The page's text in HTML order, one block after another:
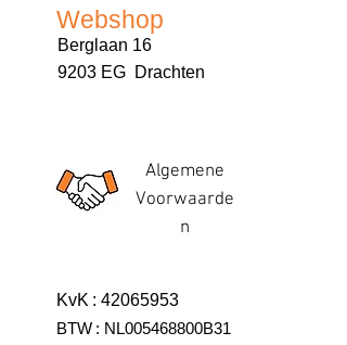
Webshop
Berglaan 16
9203 EG Drachten
Algemene
Voorwaarde
n
KvK : 42065953
BTW : NL005468800B31